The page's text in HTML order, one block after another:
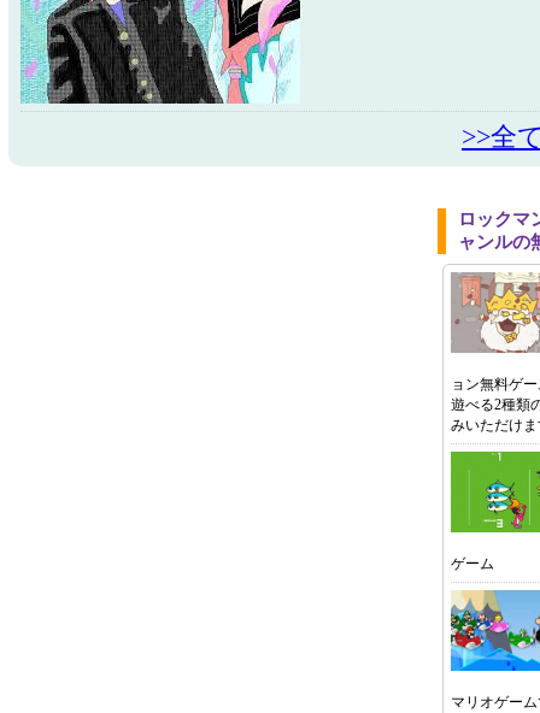
>>全
ロックマ
ャンルの
ョン無料ゲ
遊べる2種類
みいただけ
ゲーム
マリオゲー